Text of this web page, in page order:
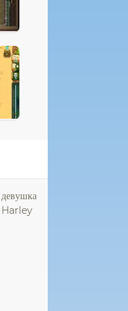
Harley